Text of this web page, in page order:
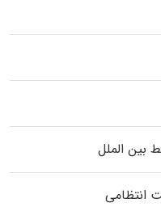
بین الملل
انتظامی